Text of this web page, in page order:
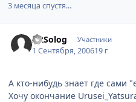
3 месяца спустя...
ARSolog Участники
1 Сентября, 200619 г
А кто-нибудь знает где сами
Хочу окончание